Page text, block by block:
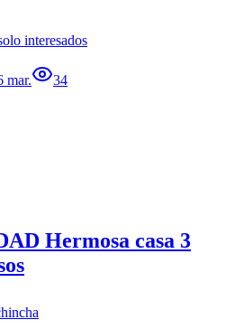
interesados
mar. 34
Hermosa casa 3